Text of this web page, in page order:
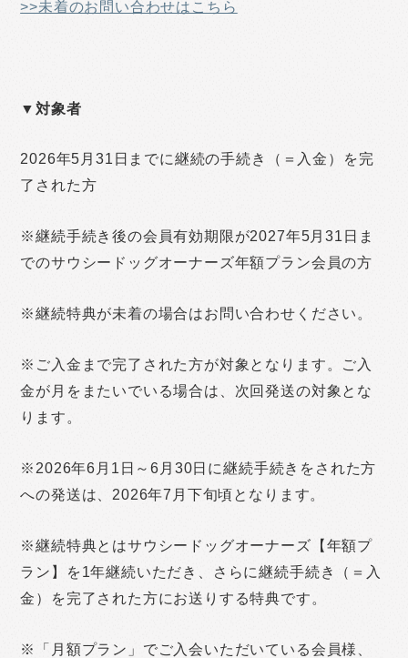
>>未着のお問い合わせはこちら
▼対象者
2026年5月31日までに継続の手続き（＝入金）を完
了された方
※継続手続き後の会員有効期限が2027年5月31日ま
でのサウシードッグオーナーズ年額プラン会員の方
※継続特典が未着の場合はお問い合わせください。
※ご入金まで完了された方が対象となります。ご入
金が月をまたいでいる場合は、次回発送の対象とな
ります。
※2026年6月1日～6月30日に継続手続きをされた方
への発送は、2026年7月下旬頃となります。
※継続特典とはサウシードッグオーナーズ【年額プ
ラン】を1年継続いただき、さらに継続手続き（＝入
金）を完了された方にお送りする特典です。
※「月額プラン」でご入会いただいている会員様、